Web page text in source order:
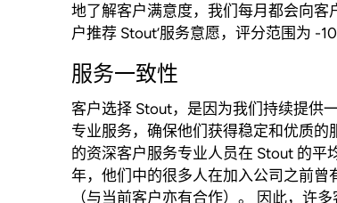
地了解客户满意度，我们每月都会向
户推荐 Stout’服务意愿，评分范围为 -
服务一致性
客户选择 Stout，是因为我们持续提供
专业服务，确保他们获得稳定和优质的
的资深客户服务专业人员在 Stout 的平
年，他们中的很多人在加入公司之前曾
（与当前客户亦有合作）。 因此，许